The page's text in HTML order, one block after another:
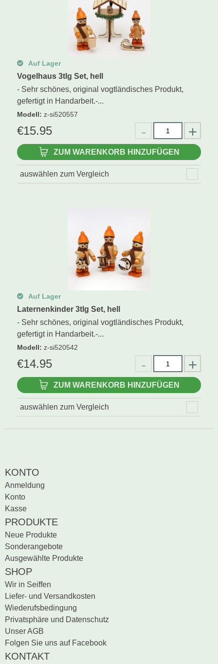
Auf Lager
Vogelhaus 3tlg Set, hell
- Sehr schönes, original vogtländisches Produkt,
gefertigt in Handarbeit.-...
Modell: z-si520557
€15.95
ZUM WARENKORB HINZUFÜGEN
auswählen zum Vergleich
Auf Lager
Laternenkinder 3tlg Set, hell
- Sehr schönes, original vogtländisches Produkt,
gefertigt in Handarbeit.-...
Modell: z-si520542
€14.95
ZUM WARENKORB HINZUFÜGEN
auswählen zum Vergleich
KONTO
Anmeldung
Konto
Kasse
PRODUKTE
Neue Produkte
Sonderangebote
Ausgewählte Produkte
SHOP
Wir in Seiffen
Liefer- und Versandkosten
Wiederufsbedingung
Privatsphäre und Datenschutz
Unser AGB
Folgen Sie uns auf Facebook
KONTAKT